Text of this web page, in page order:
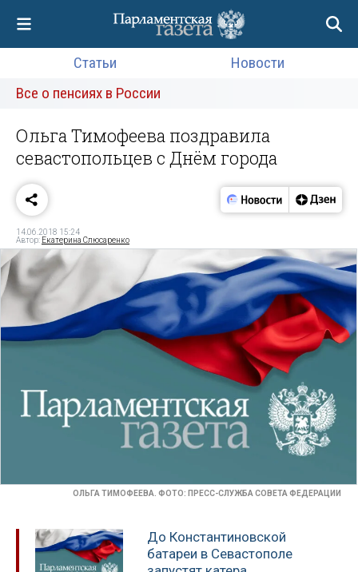
Статьи
Новости
Все о пенсиях в России
Ольга Тимофеева поздравила
севастопольцев с Днём города
14.06.2018 15:24
Автор: Екатерина Слюсаренко
ОЛЬГА ТИМОФЕЕВА. ФОТО: ПРЕСС-СЛУЖБА СОВЕТА ФЕДЕРАЦИИ
До Константиновской
батареи в Севастополе